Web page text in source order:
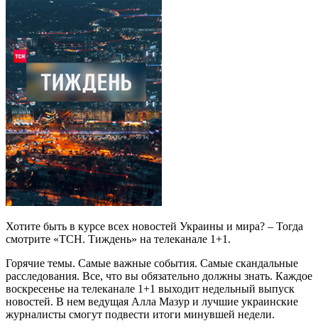
Хотите быть в курсе всех новостей Украины и мира? – Тогда
смотрите «ТСН. Тиждень» на телеканале 1+1.
Горячие темы. Самые важные события. Самые скандальные
расследования. Все, что вы обязательно должны знать. Каждое
воскресенье на телеканале 1+1 выходит недельный выпуск
новостей. В нем ведущая Алла Мазур и лучшие украинские
журналисты смогут подвести итоги минувшей недели.